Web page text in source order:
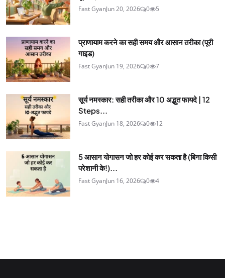
Fast GyanJun 20, 2026 0 5
प्राणायाम करने का सही समय और आसान तरीका (पूरी
गाइड)
Fast GyanJun 19, 2026 0 7
सूर्य नमस्कार: सही तरीका और 10 अद्भुत फायदे | 12
Steps...
Fast GyanJun 18, 2026 0 12
5 आसान योगासन जो हर कोई कर सकता है (बिना किसी
परेशानी के!)...
Fast GyanJun 16, 2026 0 4